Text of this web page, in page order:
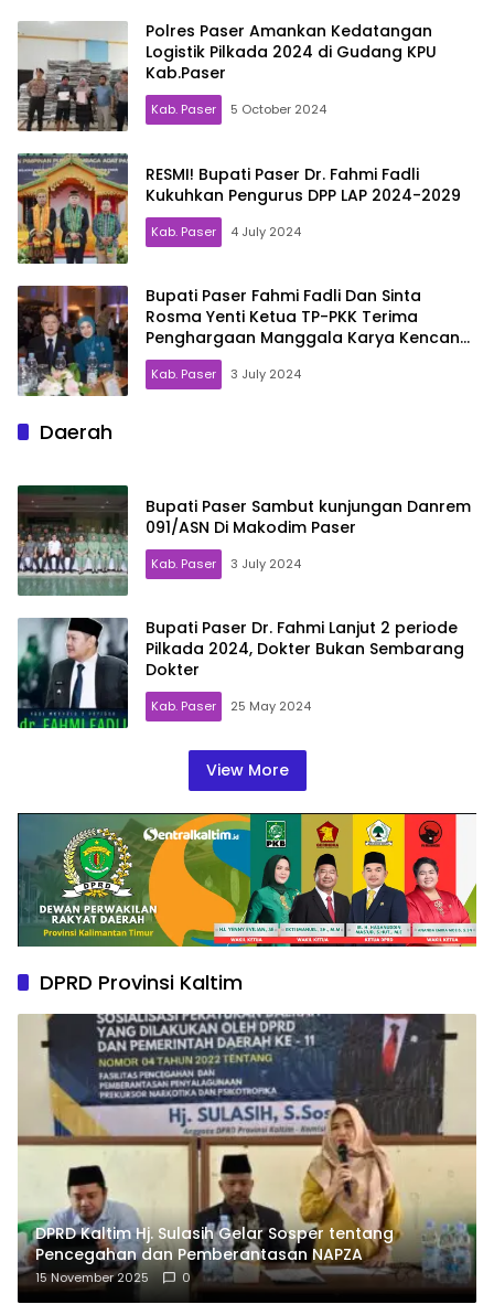
Polres Paser Amankan Kedatangan
Logistik Pilkada 2024 di Gudang KPU
Kab.Paser
Kab. Paser 5 October 2024
RESMI! Bupati Paser Dr. Fahmi Fadli
Kukuhkan Pengurus DPP LAP 2024-2029
Kab. Paser 4 July 2024
Bupati Paser Fahmi Fadli Dan Sinta
Rosma Yenti Ketua TP-PKK Terima
Penghargaan Manggala Karya Kencana
dari BKKBN RI
Kab. Paser 3 July 2024
Daerah
Bupati Paser Sambut kunjungan Danrem
091/ASN Di Makodim Paser
Kab. Paser 3 July 2024
Bupati Paser Dr. Fahmi Lanjut 2 periode
Pilkada 2024, Dokter Bukan Sembarang
Dokter
Kab. Paser 25 May 2024
View More
DPRD Provinsi Kaltim
DPRD Kaltim Hj. Sulasih Gelar Sosper tentang
Pencegahan dan Pemberantasan NAPZA
15 November 2025 0